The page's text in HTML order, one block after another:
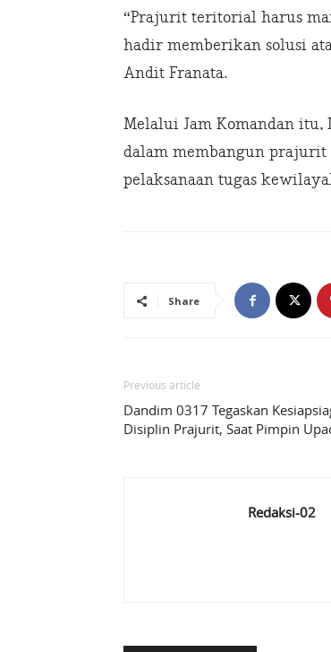
“Prajurit teritorial harus
hadir memberikan solusi
Andit Franata.
Melalui Jam Komandan
dalam membangun
pelaksanaan tugas
Share
Previous article
Dandim 0317 Tegaskan
Disiplin Prajurit, Saat Pimpin
Redaksi-02